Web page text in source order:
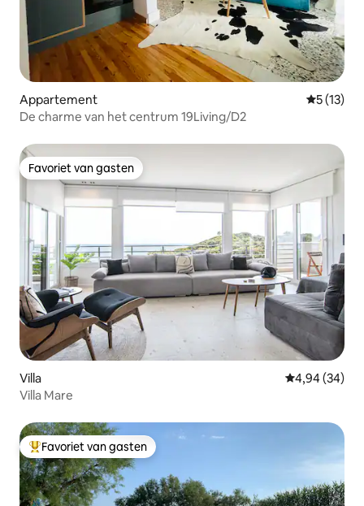
Appartement
5 (13)
De charme van het centrum 19Living/D2
Favoriet van gasten
Favoriet van gasten
Villa Gemiddelde
4,94 (34)
Villa Mare
Topfavoriet van gasten
Favoriet van gasten